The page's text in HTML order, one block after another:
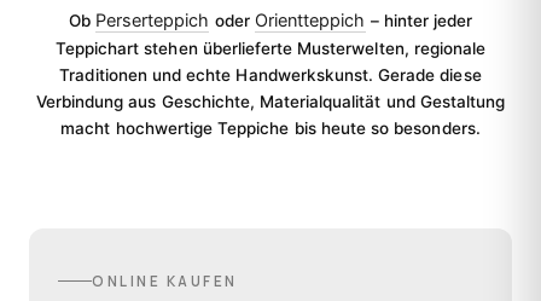
Ob Perserteppich oder Orientteppich – hinter jeder
Teppichart stehen überlieferte Musterwelten, regionale
Traditionen und echte Handwerkskunst. Gerade diese
Verbindung aus Geschichte, Materialqualität und Gestaltung
macht hochwertige Teppiche bis heute so besonders.
ONLINE KAUFEN